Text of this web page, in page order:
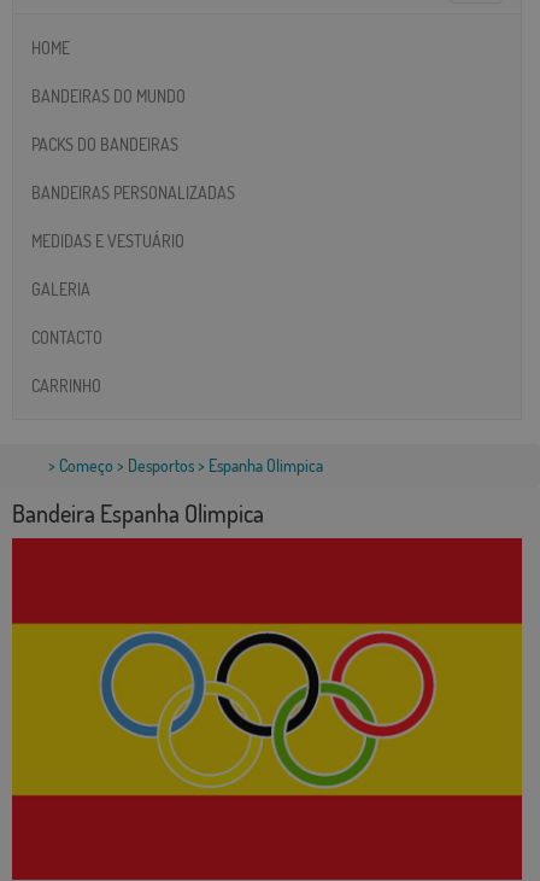
HOME
BANDEIRAS DO MUNDO
PACKS DO BANDEIRAS
BANDEIRAS PERSONALIZADAS
MEDIDAS E VESTUÁRIO
GALERIA
CONTACTO
CARRINHO
> Começo > Desportos> Espanha Olimpica
Bandeira Espanha Olimpica